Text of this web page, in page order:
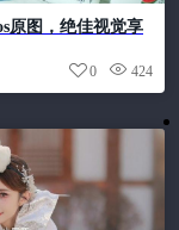
原图，绝佳视觉享
424
0